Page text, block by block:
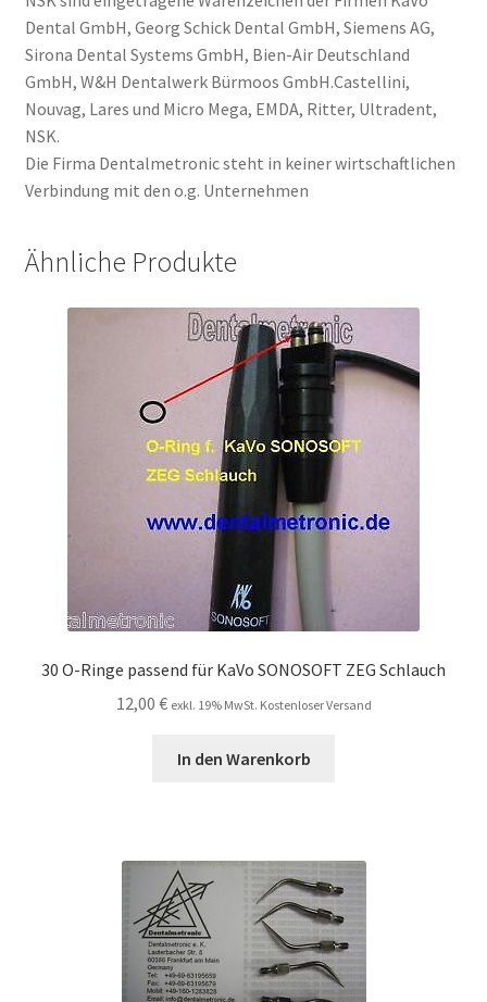
Dental GmbH, Georg Schick Dental GmbH, Siemens AG,
Sirona Dental Systems GmbH, Bien-Air Deutschland
GmbH, W&H Dentalwerk Bürmoos GmbH.Castellini,
Nouvag, Lares und Micro Mega, EMDA, Ritter, Ultradent,
NSK.
Die Firma Dentalmetronic steht in keiner wirtschaftlichen
Verbindung mit den o.g. Unternehmen
Ähnliche Produkte
30 O-Ringe passend für KaVo SONOSOFT ZEG Schlauch
12,00 € exkl. 19% MwSt. Kostenloser Versand
In den Warenkorb